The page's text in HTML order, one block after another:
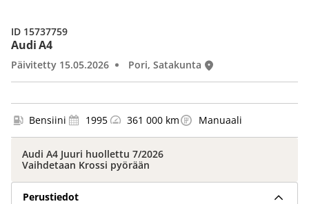
Audi A4
Päivitetty 15.05.2026 Pori, Satakunta
ID 15737759
Bensiini 1995 361 000 km Manuaali
Audi A4 Juuri huollettu 7/2026
Vaihdetaan Krossi pyörään
Perustiedot